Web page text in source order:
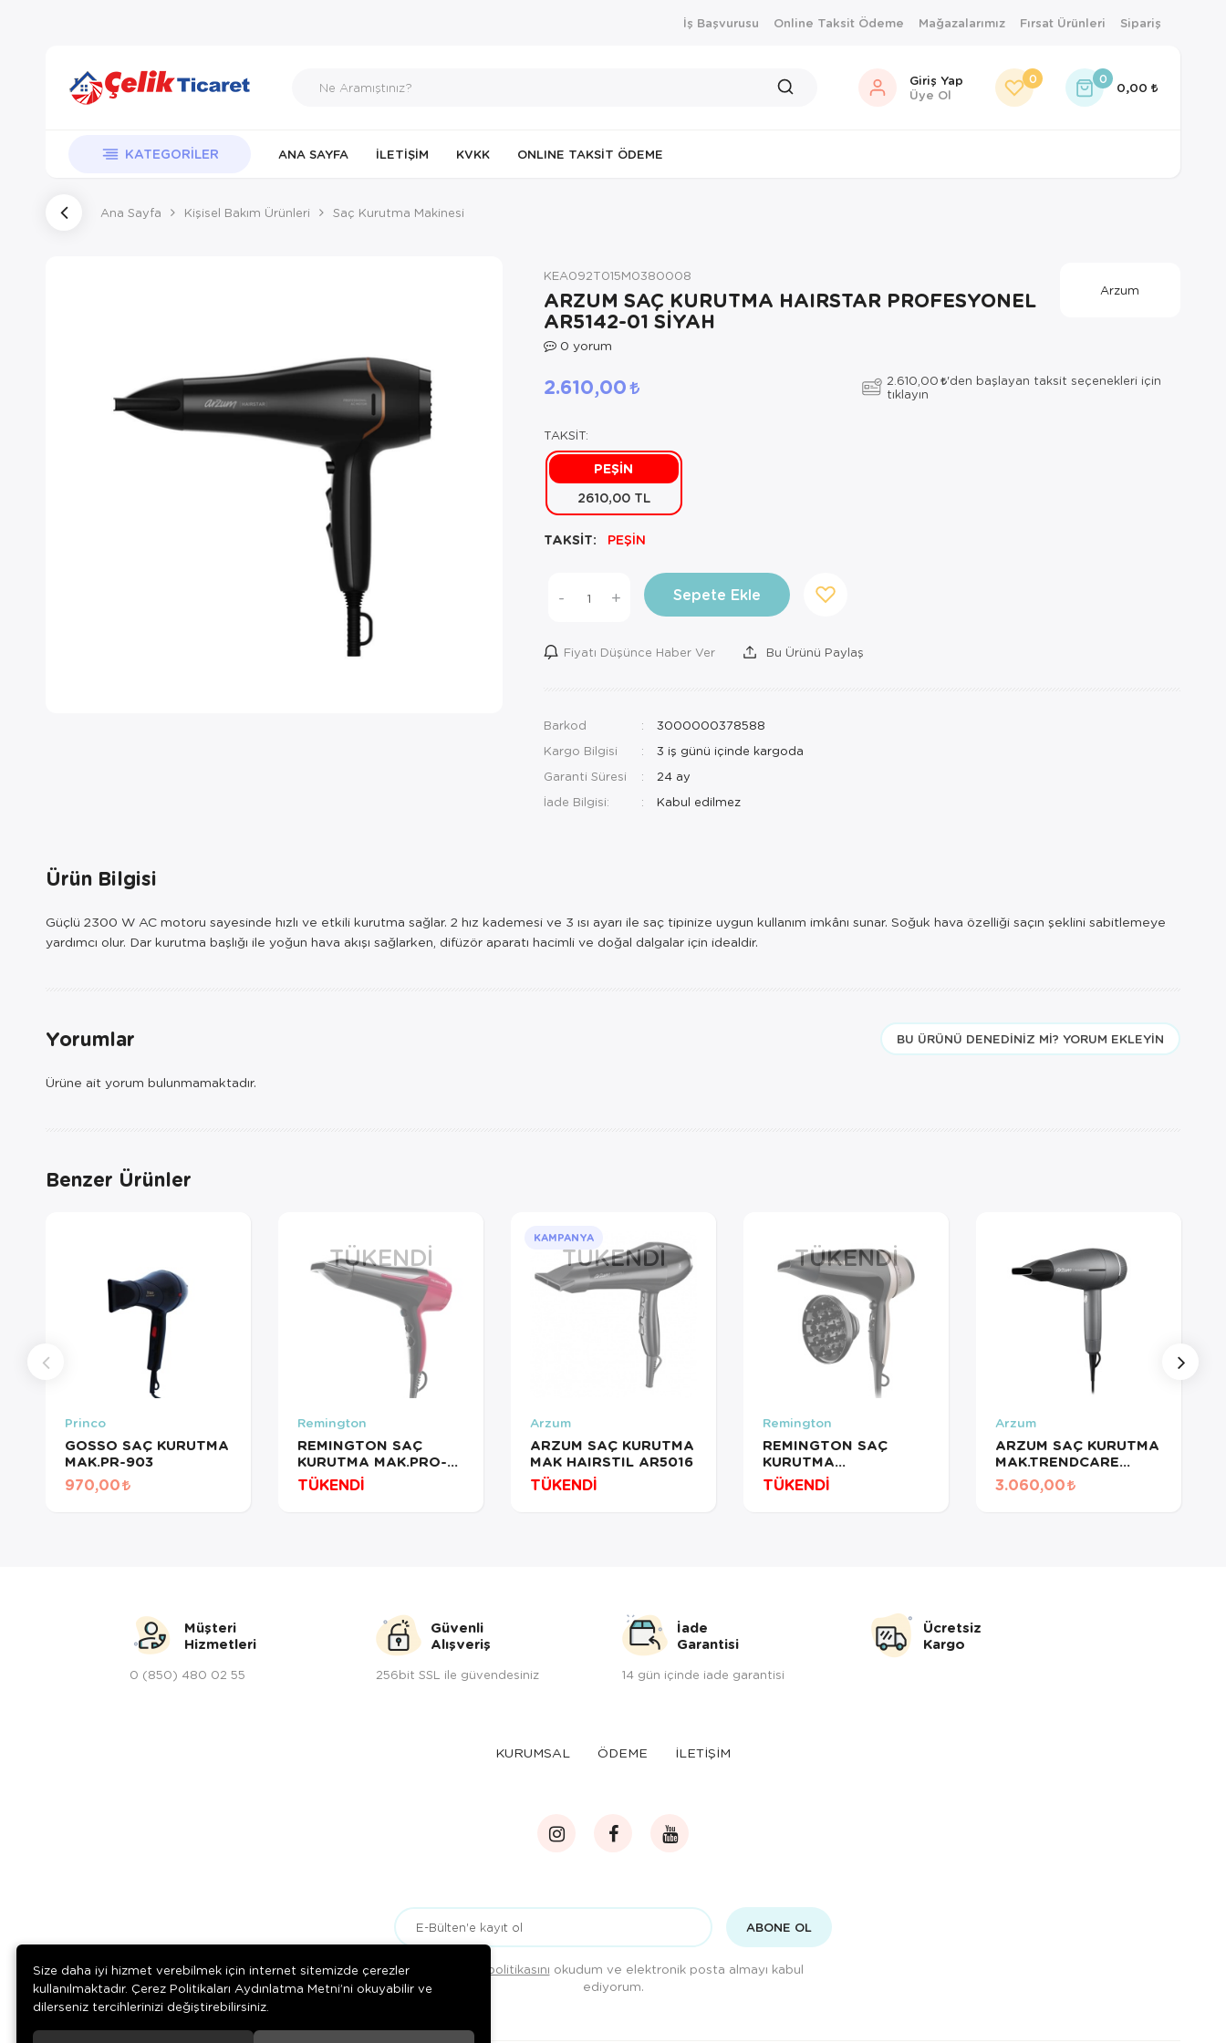
İş Başvurusu Online Taksit Ödeme Mağazalarımız Fırsat Ürünleri Sipariş
Giriş Yap
Üye Ol
0 0
0,00
KATEGORILER ANA SAYFA İLETIŞIM KVKK ONLINE TAKSIT ÖDEME
Ana Sayfa Kişisel Bakım Ürünleri Saç Kurutma Makinesi
KEA092T015M0380008
ARZUM SAÇ KURUTMA HAIRSTAR PROFESYONEL
AR5142-01 SİYAH
0 yorum
Arzum
2.610,00 2.610,00 'den başlayan taksit seçenekleri için
tıklayın
TAKSİT:
PEŞİN
2610,00 TL
TAKSİT: PEŞİN
- + Sepete Ekle
Fiyatı Düşünce Haber Ver Bu Ürünü Paylaş
Barkod
3000000378588
Kargo Bilgisi
3 iş günü içinde kargoda
Garanti Süresi
24 ay
İade Bilgisi:
Ürün Bilgisi
Güçlü 2300 W AC motoru sayesinde hızlı ve etkili kurutma sağlar. 2 hız kademesi ve 3 ısı ayarı ile saç tipinize uygun kullanım imkânı sunar. Soğuk hava özelliği saçın şeklini sabitlemeye
yardımcı olur. Dar kurutma başlığı ile yoğun hava akışı sağlarken, difüzör aparatı hacimli ve doğal dalgalar için idealdir.
Yorumlar BU ÜRÜNÜ DENEDINIZ MI? YORUM EKLEYIN
Ürüne ait yorum bulunmamaktadır.
Benzer Ürünler
Princo
GOSSO SAÇ KURUTMA
MAK.PR-903
970,00
TÜKENDI
Remington
REMINGTON SAÇ
KURUTMA MAK.PRO-
AIR D5950
TÜKENDİ
TÜKENDI
KAMPANYA
Arzum
ARZUM SAÇ KURUTMA
MAK HAIRSTIL AR5016
TÜKENDİ
TÜKENDI
Remington
REMINGTON SAÇ
KURUTMA
MAK.THERMACARE
PRO D5715
TÜKENDİ
Arzum
ARZUM SAÇ KURUTMA
MAK.TRENDCARE
ANTRASİT AR5109
3.060,00
Müşteri
Hizmetleri
0 (850) 480 02 55
Güvenli
Alışveriş
256bit SSL ile güvendesiniz
İade
Garantisi
14 gün içinde iade garantisi
Ücretsiz
Kargo
KURUMSAL ÖDEME İLETİŞİM
ABONE OL
Gizlilik politikasını okudum ve elektronik posta almayı kabul
ediyorum.
Size daha iyi hizmet verebilmek için internet sitemizde çerezler
kullanılmaktadır. Çerez Politikaları Aydınlatma Metni’ni okuyabilir ve
dilerseniz tercihlerinizi değiştirebilirsiniz.